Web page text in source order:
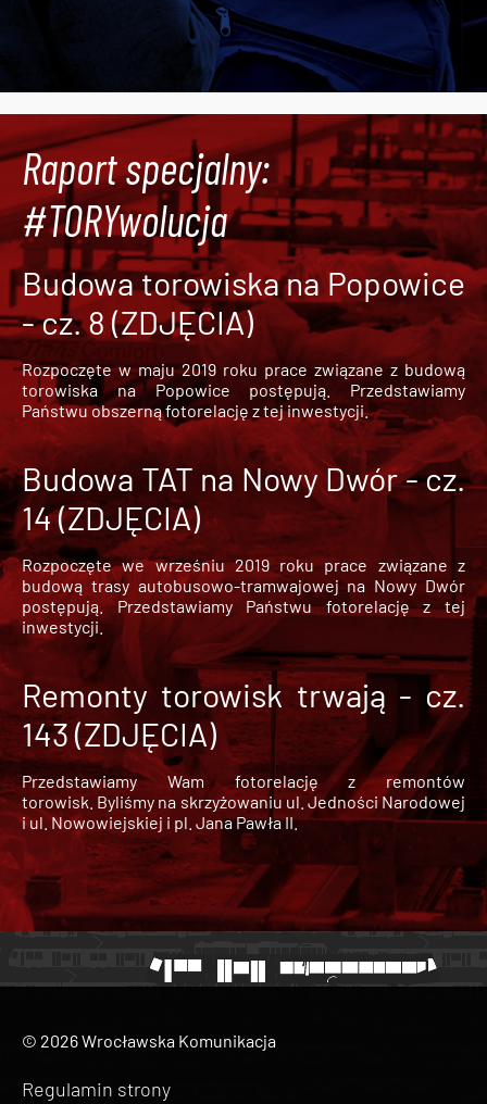
Raport specjalny:
#TORYwolucja
Budowa torowiska na Popowice
- cz. 8 (ZDJĘCIA)
Rozpoczęte w maju 2019 roku prace związane z budową
torowiska na Popowice
postępują. Przedstawiamy
Państwu obszerną fotorelację z tej inwestycji.
Budowa TAT na Nowy Dwór - cz.
14 (ZDJĘCIA)
Rozpoczęte we wrześniu 2019 roku prace związane z
budową trasy autobusowo-tramwajowej na Nowy Dwór
postępują. Przedstawiamy Państwu fotorelację z tej
inwestycji.
Remonty torowisk trwają - cz.
143 (ZDJĘCIA)
Przedstawiamy Wam fotorelację z remontów
torowisk. Byliśmy na skrzyżowaniu ul. Jedności Narodowej
i ul. Nowowiejskiej i pl. Jana Pawła II.
© 2026 Wrocławska Komunikacja
Regulamin strony